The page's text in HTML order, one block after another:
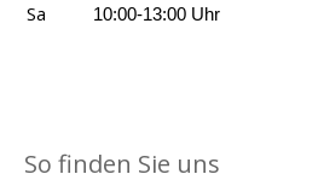
Sa
10:00-13:00 Uhr
So finden Sie uns